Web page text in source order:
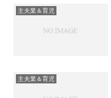
主夫業＆育児
主夫業＆育児